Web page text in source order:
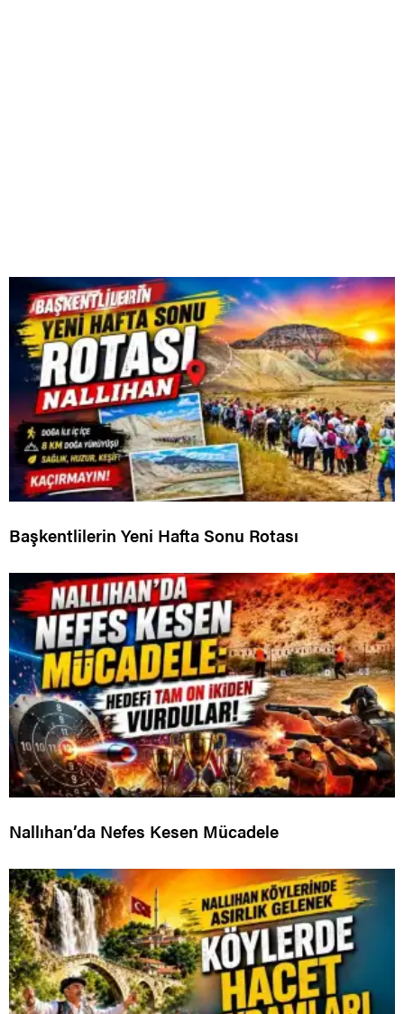
Başkentlilerin Yeni Hafta Sonu Rotası
Nallıhan’da Nefes Kesen Mücadele